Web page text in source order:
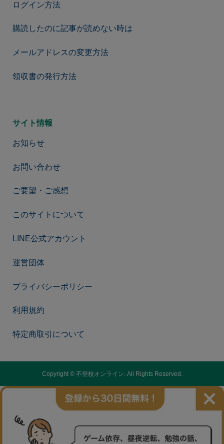
ログイン方法
購読したのに記事が読めない時は
メールアドレスの変更方法
領収書の発行方法
サイト情報
お知らせ
お問い合わせ
ご要望・ご感想
このサイトについて
LINE公式アカウント
運営団体
プライバシーポリシー
利用規約
特定商取引について
Copyright ©不登校オンライン. All Rights Reserved.